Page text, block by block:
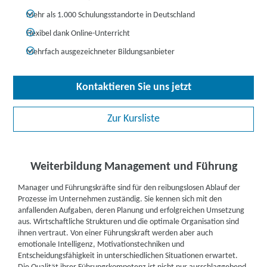
Mehr als 1.000 Schulungsstandorte in Deutschland
Flexibel dank Online-Unterricht
Mehrfach ausgezeichneter Bildungsanbieter
Kontaktieren Sie uns jetzt
Zur Kursliste
Weiterbildung Management und Führung
Manager und Führungskräfte sind für den reibungslosen Ablauf der
Prozesse im Unternehmen zuständig. Sie kennen sich mit den
anfallenden Aufgaben, deren Planung und erfolgreichen Umsetzung
aus. Wirtschaftliche Strukturen und die optimale Organisation sind
ihnen vertraut. Von einer Führungskraft werden aber auch
emotionale Intelligenz, Motivationstechniken und
Entscheidungsfähigkeit in unterschiedlichen Situationen erwartet.